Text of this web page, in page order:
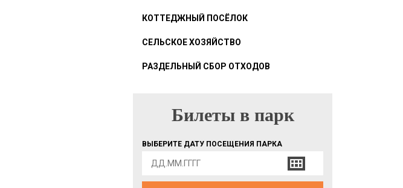
КОТТЕДЖНЫЙ ПОСЁЛОК
СЕЛЬСКОЕ ХОЗЯЙСТВО
РАЗДЕЛЬНЫЙ СБОР ОТХОДОВ
БИЛЕТЫ В ПАРК
Билеты в парк
ВЫБЕРИТЕ ДАТУ ПОСЕЩЕНИЯ ПАРКА